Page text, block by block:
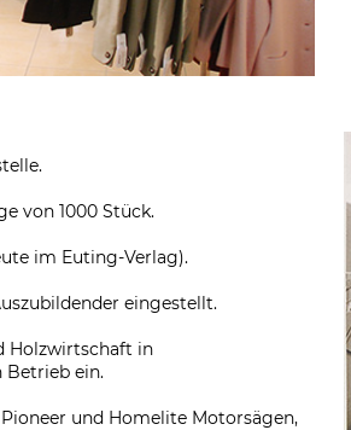
von 1000 Stück.
im Euting-Verlag).
eingestellt.
Holzwirtschaft in
Betrieb ein.
und Homelite Motorsägen,